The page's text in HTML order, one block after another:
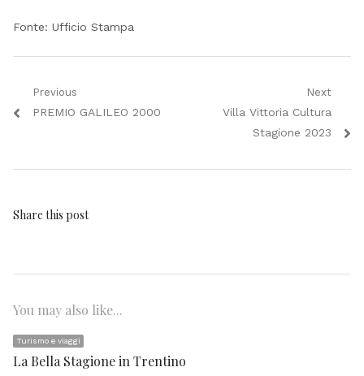
Fonte: Ufficio Stampa
Navigazione
articoli
Previous
Previous
PREMIO GALILEO 2000
Next
Next
Villa Vittoria Cultura
Stagione 2023
Share this post
You may also like...
Turismo e viaggi
La Bella Stagione in Trentino